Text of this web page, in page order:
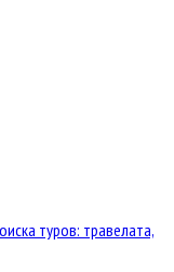
туров: травелата,